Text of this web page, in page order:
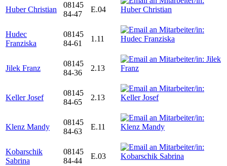
Huber Christian
08145
84-47
E.04
Hudec
Franziska
08145
84-61
1.11
Jilek Franz
08145
84-36
2.13
Keller Josef
08145
84-65
2.13
Klenz Mandy
08145
84-63
E.11
Kobarschik
Sabrina
08145
84-44
E.03